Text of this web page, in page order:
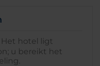
Het hotel ligt
u bereikt het